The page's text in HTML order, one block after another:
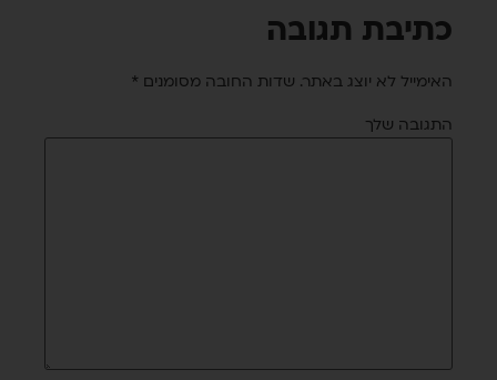
כתיבת תגובה
האימייל לא יוצג באתר. שדות החובה מסומנים *
התגובה שלך